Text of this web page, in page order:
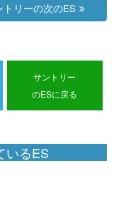
トリーの次のES
サントリー
のESに戻る
いるES